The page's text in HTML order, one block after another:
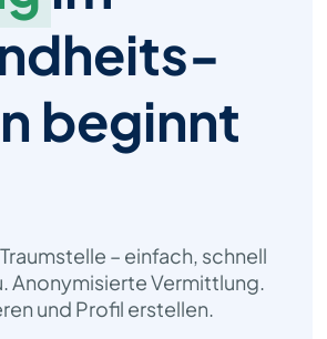
beginnt
– einfach, schnell
Anonymisierte Vermittlung.
und Profil erstellen.